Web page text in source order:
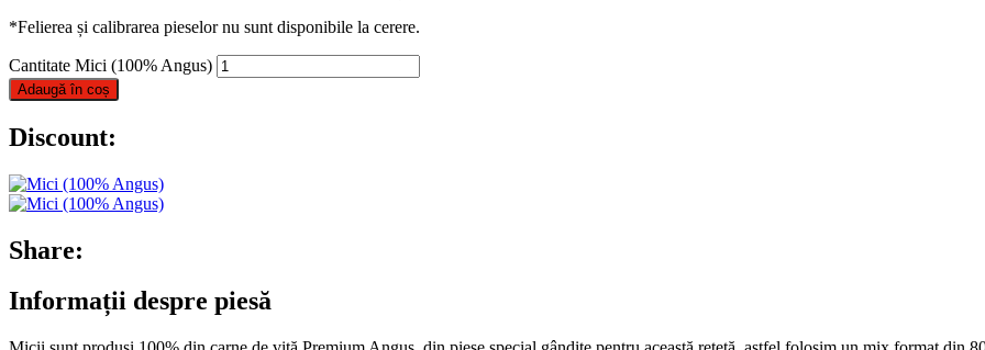
*Felierea și calibrarea pieselor nu sunt disponibile la cerere.
Cantitate Mici (100% Angus)
Adaugă în coș
Discount:
Share:
Informații despre piesă